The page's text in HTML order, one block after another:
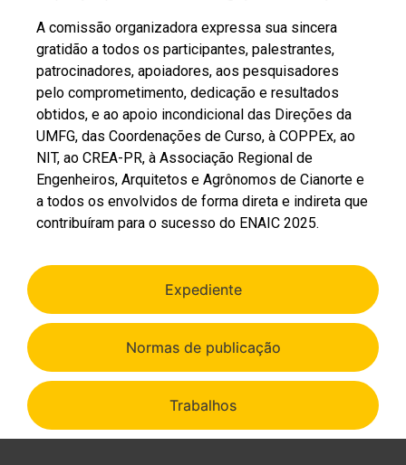
Expediente
Normas de publicação
Trabalhos
A comissão organizadora expressa sua sincera
gratidão a todos os participantes, palestrantes,
patrocinadores, apoiadores, aos pesquisadores
pelo comprometimento, dedicação e resultados
obtidos, e ao apoio incondicional das Direções da
UMFG, das Coordenações de Curso, à COPPEx, ao
NIT, ao CREA-PR, à Associação Regional de
Engenheiros, Arquitetos e Agrônomos de Cianorte e
a todos os envolvidos de forma direta e indireta que
contribuíram para o sucesso do ENAIC 2025.